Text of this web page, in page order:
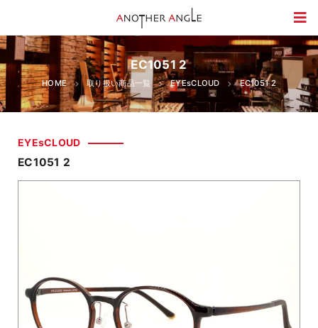
EC1051 2
HOME 取り扱い商品一覧 EYEsCLOUD EC1051 2
EYEsCLOUD
EC1051 2